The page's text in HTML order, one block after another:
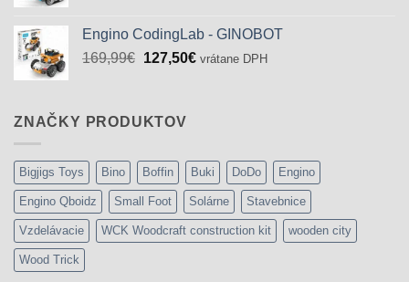
199,99€.179,90€.
Engino CodingLab - GINOBOT
169,99€ Pôvodná
169,99€.
127,50€Aktuálna
vrátane DPH
ZNAČKY PRODUKTOV
Bigjigs Toys Bino Boffin Buki DoDo Engino
Engino Qboidz Small Foot Solárne Stavebnice
Vzdelávacie WCK Woodcraft construction kit wooden city
Wood Trick